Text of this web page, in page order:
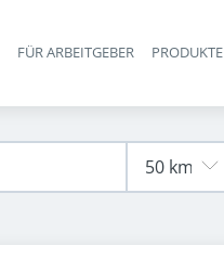
FÜR ARBEITGEBER PRODUKTE